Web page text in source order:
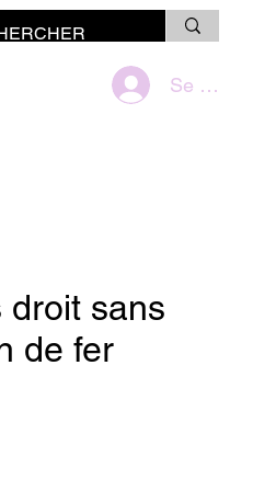
Se connecter
droit sans
de fer